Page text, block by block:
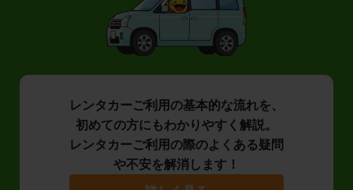
レンタカーご利用の基本的な流れを、
初めての方にもわかりやすく解説。
レンタカーご利用の際のよくある疑問
や不安を解消します！